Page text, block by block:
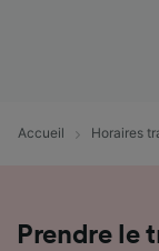
Accueil Horaires
Prendre le